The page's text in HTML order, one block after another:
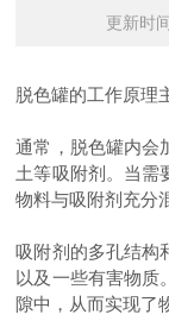
更新时
脱色罐的工作原理
通常，脱色罐内会
土等吸附剂。当需
物料与吸附剂充分
吸附剂的多孔结构
以及一些有害物质
隙中，从而实现了